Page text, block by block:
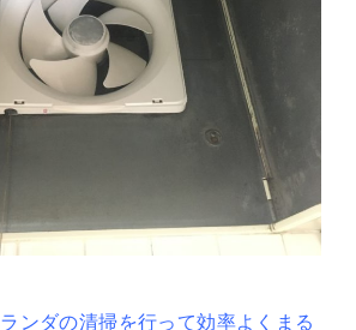
ンダの清掃を行って効率よくまる